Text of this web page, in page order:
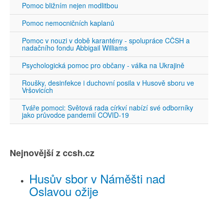
Pomoc bližním nejen modlitbou
Pomoc nemocničních kaplanů
Pomoc v nouzi v době karantény - spolupráce CČSH a
nadačního fondu Abbigail Williams
Psychologická pomoc pro občany - válka na Ukrajině
Roušky, desinfekce i duchovní posila v Husově sboru ve
Vršovicích
Tváře pomoci: Světová rada církví nabízí své odborníky
jako průvodce pandemií COVID-19
Nejnovější z ccsh.cz
Husův sbor v Náměšti nad
Oslavou ožije